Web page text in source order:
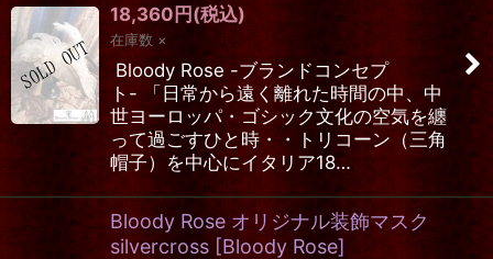
18,360円(税込)
在庫数 ×
Bloody Rose -ブランドコンセプ
ト- 「日常から遠く離れた時間の中、中
世ヨーロッパ・ゴシック文化の空気を纏
って過ごすひと時・・トリコーン（三角
帽子）を中心にイタリア18…
Bloody Rose オリジナル装飾マスク
silvercross [Bloody Rose]